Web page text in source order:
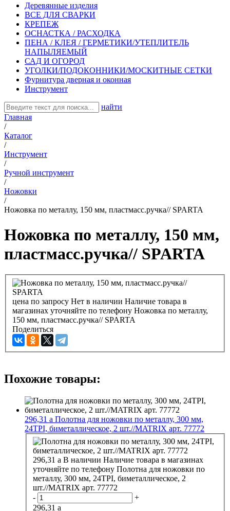
Деревянные изделия
ВСЕ ДЛЯ СВАРКИ
КРЕПЕЖ
ОСНАСТКА / РАСХОДКА
ПЕНА / КЛЕЯ / ГЕРМЕТИКИ/УТЕПЛИТЕЛЬ
НАПЫЛЯЕМЫЙ
САД И ОГОРОД
УГОЛКИ/ПОДОКОННИКИ/МОСКИТНЫЕ СЕТКИ
Фурнитура дверная и оконная
Инструмент
найти
Главная
/
Каталог
/
Инструмент
/
Ручной инструмент
/
Ножовки
/
Ножовка по металлу, 150 мм, пластмасс.ручка// SPARTA
Ножовка по металлу, 150 мм,
пластмасс.ручка// SPARTA
цена по запросу Нет в наличии Наличие товара в
магазинах уточняйте по телефону Ножовка по металлу,
150 мм, пластмасс.ручка// SPARTA
Поделиться
Похожие товары:
296,31 a Полотна для ножовки по металлу, 300 мм,
24ТРI, биметаллическое, 2 шт.//MATRIX арт. 77772
296,31 a В наличии Наличие товара в магазинах
уточняйте по телефону Полотна для ножовки по
металлу, 300 мм, 24ТРI, биметаллическое, 2
шт.//MATRIX арт. 77772
-
+
296,31 a